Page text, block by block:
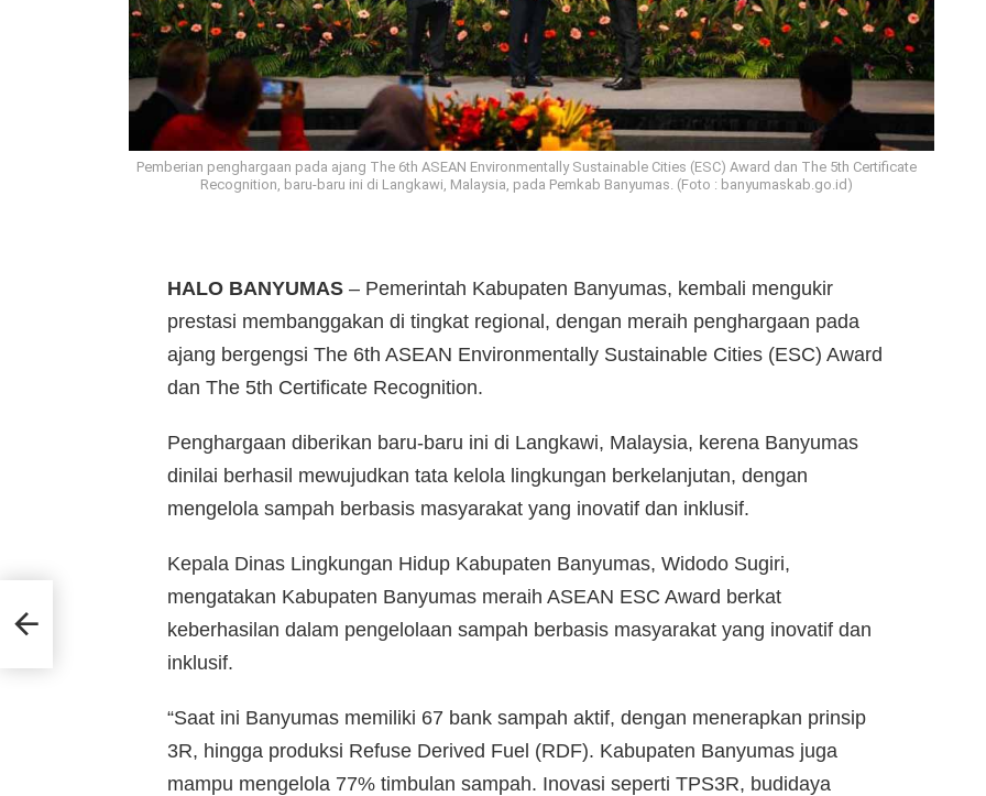
Pemberian penghargaan pada ajang The 6th ASEAN Environmentally Sustainable Cities (ESC) Award dan The 5th Certificate
Recognition, baru-baru ini di Langkawi, Malaysia, pada Pemkab Banyumas. (Foto : banyumaskab.go.id)
HALO BANYUMAS – Pemerintah Kabupaten Banyumas, kembali mengukir
prestasi membanggakan di tingkat regional, dengan meraih penghargaan pada
ajang bergengsi The 6th ASEAN Environmentally Sustainable Cities (ESC) Award
dan The 5th Certificate Recognition.
Penghargaan diberikan baru-baru ini di Langkawi, Malaysia, kerena Banyumas
dinilai berhasil mewujudkan tata kelola lingkungan berkelanjutan, dengan
mengelola sampah berbasis masyarakat yang inovatif dan inklusif.
Kepala Dinas Lingkungan Hidup Kabupaten Banyumas, Widodo Sugiri,
mengatakan Kabupaten Banyumas meraih ASEAN ESC Award berkat
keberhasilan dalam pengelolaan sampah berbasis masyarakat yang inovatif dan
inklusif.
“Saat ini Banyumas memiliki 67 bank sampah aktif, dengan menerapkan prinsip
3R, hingga produksi Refuse Derived Fuel (RDF). Kabupaten Banyumas juga
mampu mengelola 77% timbulan sampah. Inovasi seperti TPS3R, budidaya